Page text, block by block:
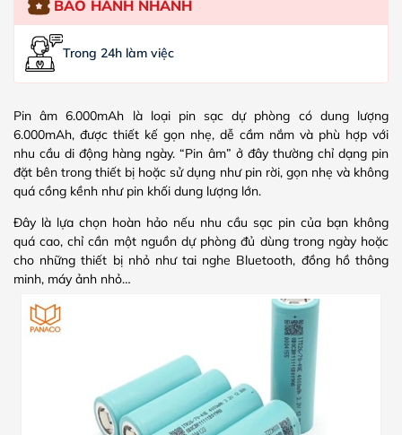
BẢO HÀNH NHANH
Trong 24h làm việc
Pin âm 6.000mAh là loại pin sạc dự phòng có dung lượng
6.000mAh, được thiết kế gọn nhẹ, dễ cầm nắm và phù hợp với
nhu cầu di động hàng ngày. “Pin âm” ở đây thường chỉ dạng pin
đặt bên trong thiết bị hoặc sử dụng như pin rời, gọn nhẹ và không
quá cồng kềnh như pin khối dung lượng lớn.
Đây là lựa chọn hoàn hảo nếu nhu cầu sạc pin của bạn không
quá cao, chỉ cần một nguồn dự phòng đủ dùng trong ngày hoặc
cho những thiết bị nhỏ như tai nghe Bluetooth, đồng hồ thông
minh, máy ảnh nhỏ…